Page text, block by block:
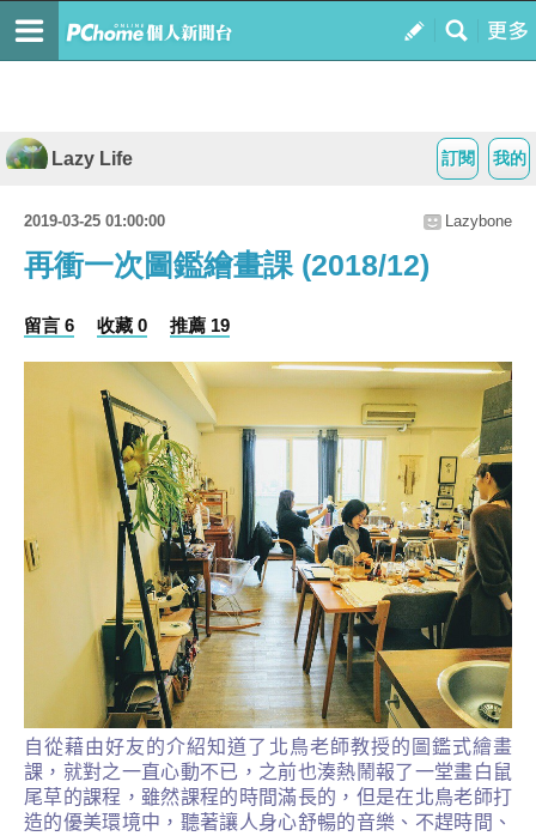
我的
訂閱
Lazy Life
2019-03-25 01:00:00 Lazybone
再衝一次圖鑑繪畫課 (2018/12)
留言 6 收藏 0 推薦 19
自從藉由好友的介紹知道了北鳥老師教授的圖鑑式繪畫
課，就對之一直心動不已，之前也湊熱鬧報了一堂畫白鼠
尾草的課程，雖然課程的時間滿長的，但是在北鳥老師打
造的優美環境中，聽著讓人身心舒暢的音樂、不趕時間、